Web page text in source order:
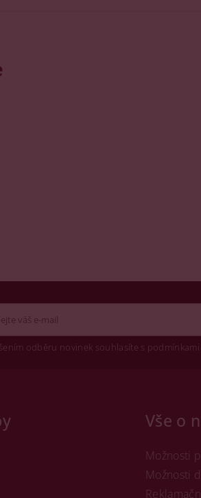
odběru novinek souhlasíte s
Vše o
Možnosti
Možnosti